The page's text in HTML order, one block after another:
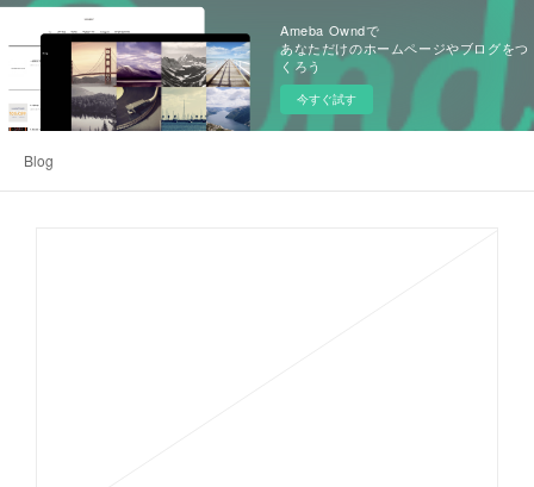
Ameba Owndで
あなただけのホームページやブログをつ
くろう
今すぐ試す
Blog